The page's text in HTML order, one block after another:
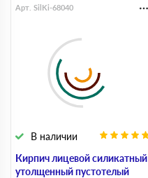
Кирпич лицевой силикатный
утолщенный пустотелый
В наличии
Арт. SilKi-68040